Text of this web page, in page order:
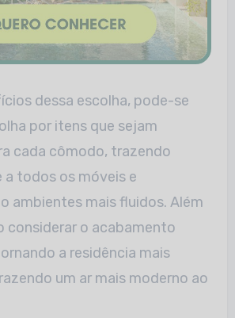
dessa escolha, pode-se
por itens que sejam
cada cômodo, trazendo
todos os móveis e
ambientes mais fluidos. Além
considerar o acabamento
a residência mais
um ar mais moderno ao